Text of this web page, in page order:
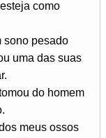
como
sono pesado
uma das suas
do homem
meus ossos